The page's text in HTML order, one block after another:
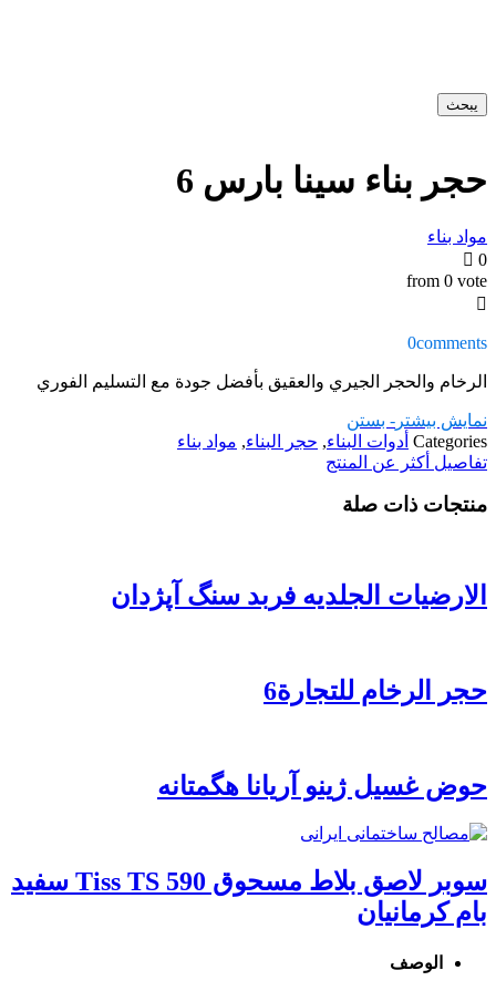
يبحث
حجر بناء سينا ​​بارس 6
مواد بناء
0
from 0 vote
0comments
الرخام والحجر الجيري والعقيق بأفضل جودة مع التسليم الفوري
نمایش بیشتر - بستن
Categories أدوات البناء, حجر البناء, مواد بناء
تفاصيل أكثر عن المنتج
منتجات ذات صلة
الارضیات الجلدیه فربد سنگ آپژدان
حجر الرخام للتجارة6
حوض غسیل ژینو آریانا هگمتانه
سوبر لاصق بلاط مسحوق Tiss TS 590 سفید
بام کرمانیان
الوصف